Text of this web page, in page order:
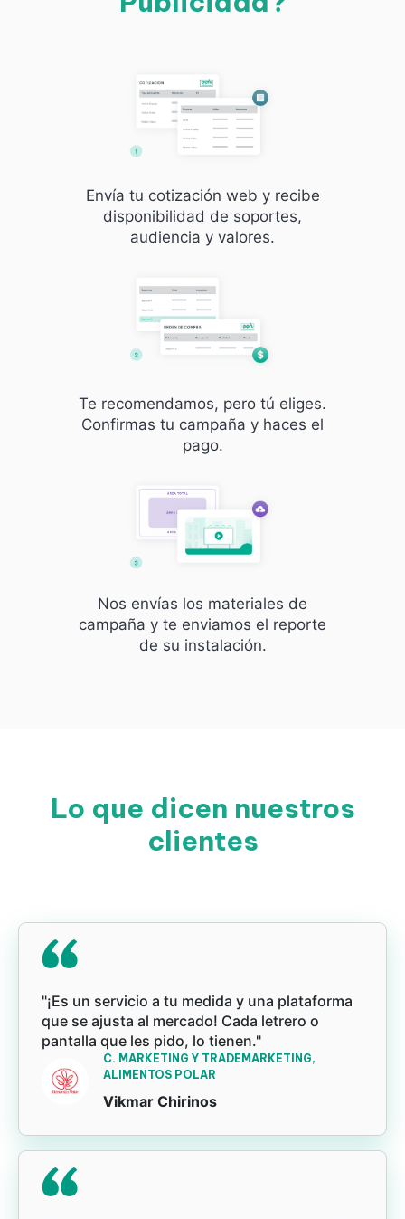
Envía tu cotización web y recibe
disponibilidad de soportes,
audiencia y valores.
Te recomendamos, pero tú eliges.
Confirmas tu campaña y haces el
pago.
Nos envías los materiales de
campaña y te enviamos el reporte
de su instalación.
Lo que dicen nuestros
clientes
"¡Es un servicio a tu medida y una plataforma
que se ajusta al mercado! Cada letrero o
pantalla que les pido, lo tienen."
C. MARKETING Y TRADEMARKETING,
ALIMENTOS POLAR
Vikmar Chirinos